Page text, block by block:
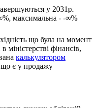
у 2031р.
%, максимальна - -∞%
що була на момент
міністерстві фінансів,
калькулятором
що є у продажу